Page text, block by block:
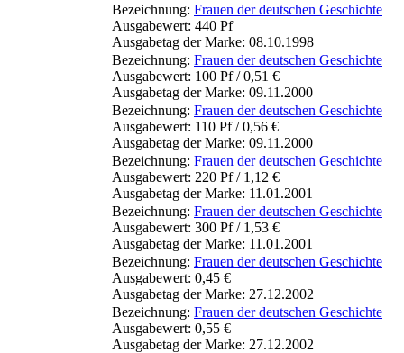
Bezeichnung: Frauen der deutschen Geschichte
Ausgabewert: 440 Pf
Ausgabetag der Marke: 08.10.1998
Bezeichnung: Frauen der deutschen Geschichte
Ausgabewert: 100 Pf / 0,51 €
Ausgabetag der Marke: 09.11.2000
Bezeichnung: Frauen der deutschen Geschichte
Ausgabewert: 110 Pf / 0,56 €
Ausgabetag der Marke: 09.11.2000
Bezeichnung: Frauen der deutschen Geschichte
Ausgabewert: 220 Pf / 1,12 €
Ausgabetag der Marke: 11.01.2001
Bezeichnung: Frauen der deutschen Geschichte
Ausgabewert: 300 Pf / 1,53 €
Ausgabetag der Marke: 11.01.2001
Bezeichnung: Frauen der deutschen Geschichte
Ausgabewert: 0,45 €
Ausgabetag der Marke: 27.12.2002
Bezeichnung: Frauen der deutschen Geschichte
Ausgabewert: 0,55 €
Ausgabetag der Marke: 27.12.2002